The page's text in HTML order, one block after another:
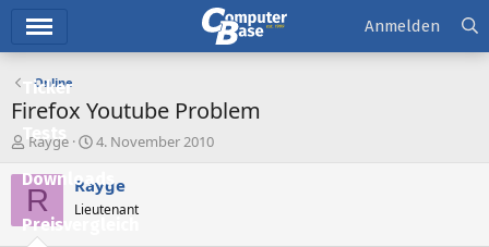
Ticker
Tests
Downloads
Preisvergleich
Anmelden
Online
Firefox Youtube Problem
E
s
t
e
Rayge
E
s
t
e
4. November 2010
R Rayge
Lieutenant